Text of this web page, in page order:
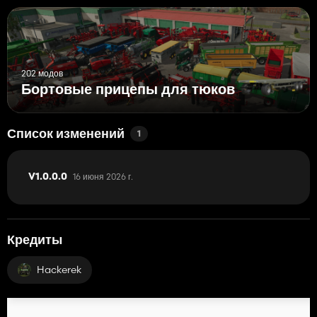
202 модов
Бортовые прицепы для тюков
Список изменений 1
V1.0.0.0 16 июня 2026 г.
Кредиты
Hackerek